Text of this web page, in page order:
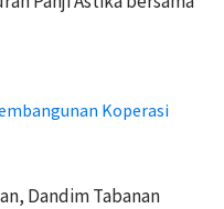
Koperasi
Dandim Tabanan